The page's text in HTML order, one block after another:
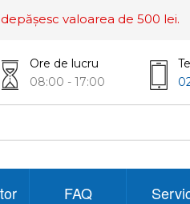
valoarea de 500 lei.
Ore de lucru
08:00 - 17:00
FAQ